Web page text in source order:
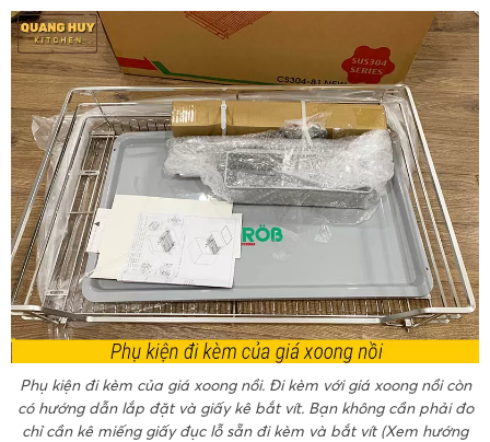
Phụ kiện đi kèm của giá xoong nồi. Đi kèm với giá xoong nồi còn
có hướng dẫn lắp đặt và giấy kê bắt vít. Bạn không cần phải đo
chỉ cần kê miếng giấy đục lỗ sẵn đi kèm và bắt vít (Xem hướng